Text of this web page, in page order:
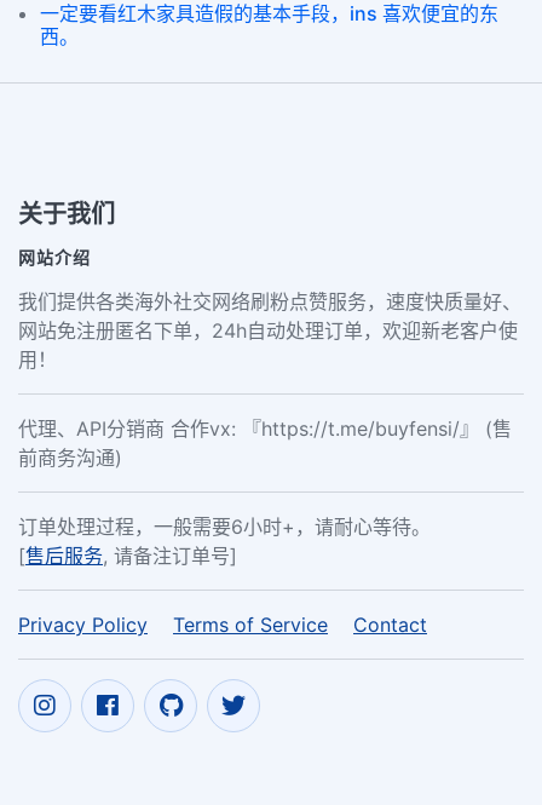
一定要看红木家具造假的基本手段，ins 喜欢便宜的东
西。
关于我们
网站介绍
我们提供各类海外社交网络刷粉点赞服务，速度快质量好、
网站免注册匿名下单，24h自动处理订单，欢迎新老客户使
用！
代理、API分销商 合作vx: 『https://t.me/buyfensi/』 (售
前商务沟通)
订单处理过程，一般需要6小时+，请耐心等待。
[售后服务, 请备注订单号]
Privacy Policy Terms of Service Contact